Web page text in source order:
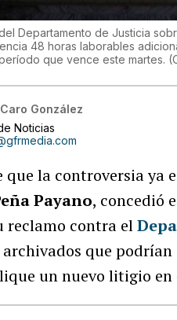
Departamento de Justicia
48 horas laborables
que vence este martes. (
González
Noticias
que la controversia ya
Payano, concedió
reclamo contra el
que
un nuevo litigio